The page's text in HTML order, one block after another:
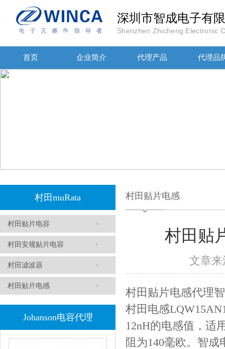
深圳市智成电子有
Shenzhen Zhicheng Electronic
首页 企业简介 代理产品 代理品
村田muRata
村田贴片电容
村田安规贴片电容
村田滤波器
村田贴片电感
Johanson电容代理
村田贴片电感
村田贴
文章
村田贴片电感代理
村田电感
12nH的电感值，适
阻为140毫欧。智